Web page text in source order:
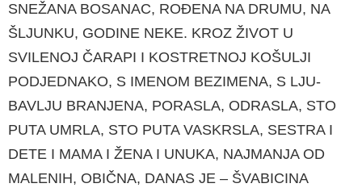
SNEŽANA BOSANAC, ROĐENA NA DRUMU, NA
ŠLJUNKU, GODINE NEKE. KROZ ŽIVOT U
SVILENOJ ČARAPI I KOSTRETNOJ KOŠULJI
PODJEDNAKO, S IMENOM BEZIMENA, S LJU­
BAVLJU BRANJENA, PORASLA, ODRASLA, STO
PUTA UMRLA, STO PUTA VASKRSLA, SESTRA I
DETE I MAMA I ŽENA I UNUKA, NAJMANJA OD
MALENIH, OBIČNA, DANAS JE – ŠVABICINA